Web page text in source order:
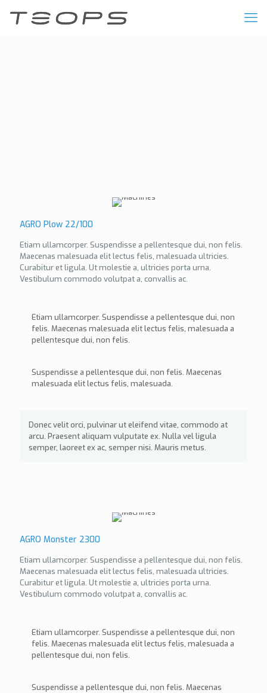
AGRO Plow 22/100
Etiam ullamcorper. Suspendisse a pellentesque dui, non felis.
Maecenas malesuada elit lectus felis, malesuada ultricies.
Curabitur et ligula. Ut molestie a, ultricies porta urna.
Vestibulum commodo volutpat a, convallis ac.
Etiam ullamcorper. Suspendisse a pellentesque dui, non
felis. Maecenas malesuada elit lectus felis, malesuada a
pellentesque dui, non felis.
Suspendisse a pellentesque dui, non felis. Maecenas
malesuada elit lectus felis, malesuada.
Donec velit orci, pulvinar ut eleifend vitae, commodo at
arcu. Praesent aliquam vulputate ex. Nulla vel ligula
semper, laoreet ex ac, semper nisi. Mauris metus.
AGRO Monster 2300
Etiam ullamcorper. Suspendisse a pellentesque dui, non felis.
Maecenas malesuada elit lectus felis, malesuada ultricies.
Curabitur et ligula. Ut molestie a, ultricies porta urna.
Vestibulum commodo volutpat a, convallis ac.
Etiam ullamcorper. Suspendisse a pellentesque dui, non
felis. Maecenas malesuada elit lectus felis, malesuada a
pellentesque dui, non felis.
Suspendisse a pellentesque dui, non felis. Maecenas